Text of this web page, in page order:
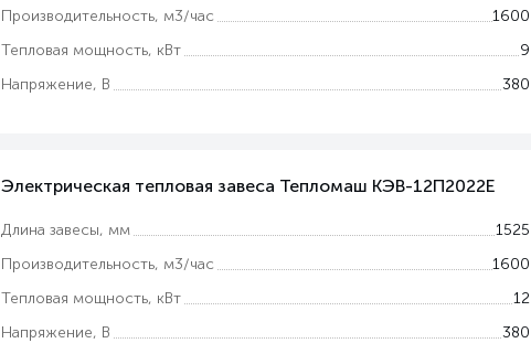
Производительность, м3/час
1600
Тепловая мощность, кВт
9
Напряжение, В
380
Электрическая тепловая завеса Тепломаш КЭВ-12П2022Е
Длина завесы, мм
1525
Производительность, м3/час
1600
Тепловая мощность, кВт
12
Напряжение, В
380